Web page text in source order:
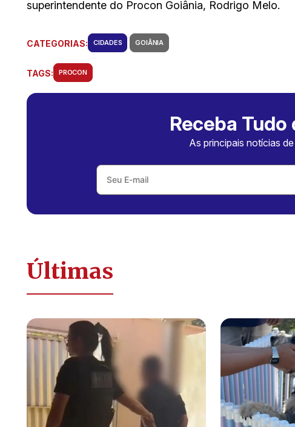
superintendente do Procon Goiânia, Rodrigo Melo.
CATEGORIAS: CIDADES GOIÂNIA
TAGS: PROCON
Receba Tudo
As principais notícias
Últimas